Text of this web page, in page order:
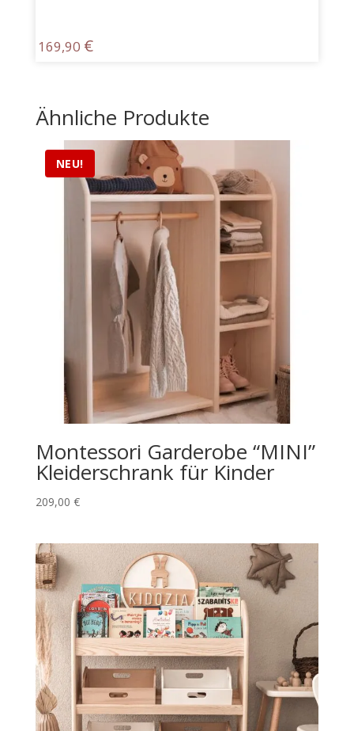
169,90 €
Ähnliche Produkte
Montessori Garderobe “MINI”
Kleiderschrank für Kinder
209,00 €
NEU!